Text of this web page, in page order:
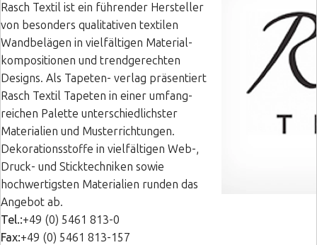
Rasch Textil ist ein führender Hersteller
von besonders qualitativen textilen
Wandbelägen in vielfältigen Material-
kompositionen und trendgerechten
Designs. Als Tapeten- verlag präsentiert
Rasch Textil Tapeten in einer umfang-
reichen Palette unterschiedlichster
Materialien und Musterrichtungen.
Dekorationsstoffe in vielfältigen Web-,
Druck- und Sticktechniken sowie
hochwertigsten Materialien runden das
Angebot ab.
Tel.:+49 (0) 5461 813-0
Fax:+49 (0) 5461 813-157